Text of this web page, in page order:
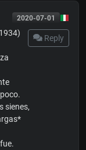
2020-07-01
Reply
sienes,